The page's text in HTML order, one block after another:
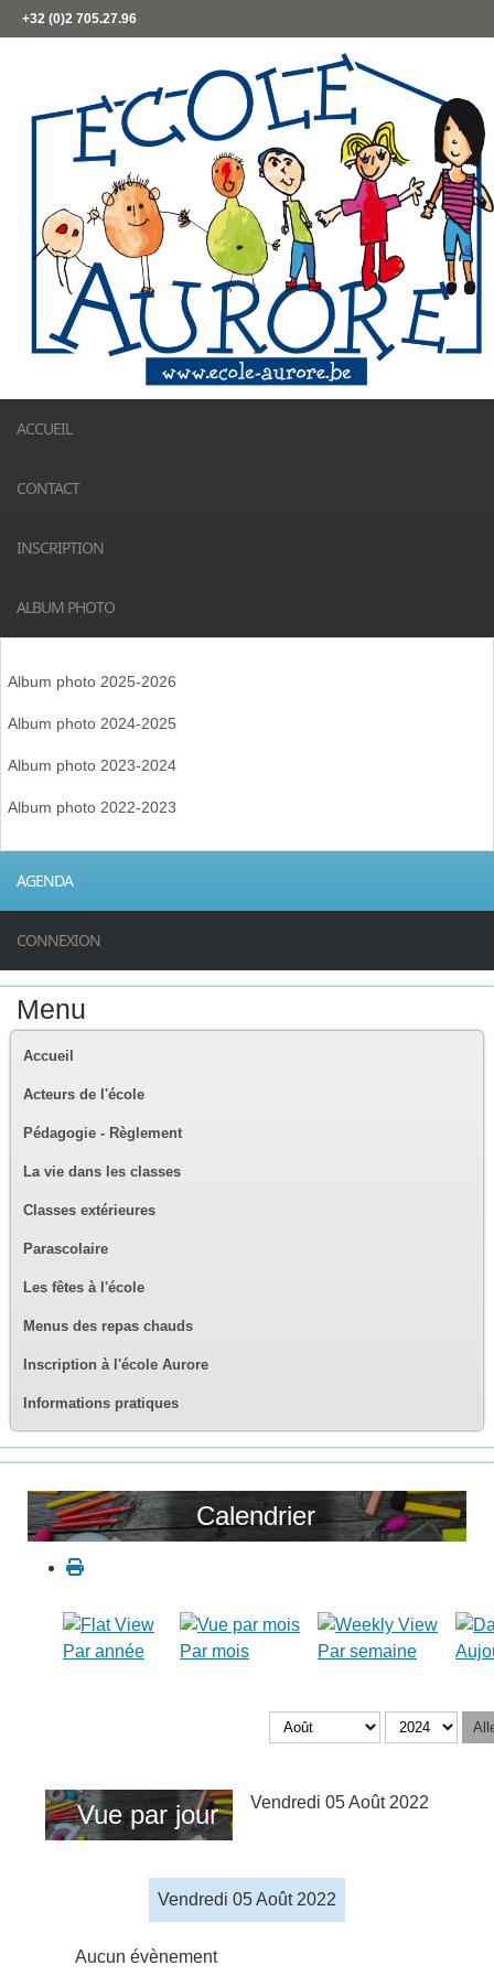
+32 (0)2 705.27.96
ACCUEIL
CONTACT
INSCRIPTION
ALBUM PHOTO
Album photo 2025-2026
Album photo 2024-2025
Album photo 2023-2024
Album photo 2022-2023
AGENDA
CONNEXION
Menu
Accueil
Acteurs de l'école
Pédagogie - Règlement
La vie dans les classes
Classes extérieures
Parascolaire
Les fêtes à l'école
Menus des repas chauds
Inscription à l'école Aurore
Informations pratiques
Calendrier
Par année Par mois Par semaine
Vue par jour Vendredi 05 Août 2022
Vendredi 05 Août 2022
Aucun évènement